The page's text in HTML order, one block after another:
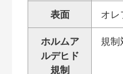
表面 オレ
ホルムア
ルデヒド
規制
規制